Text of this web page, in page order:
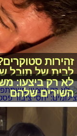
זהירות
לבית של תובל
לא רק ביצעו:
השירים שלהם